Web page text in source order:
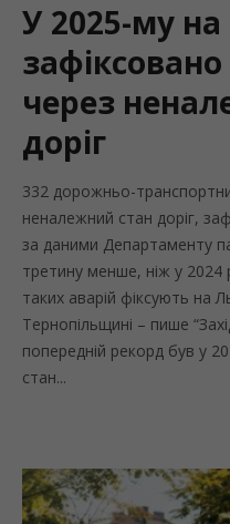
У 2025-му
через
доріг
332 дорожньо-
неналежний стан доріг,
за даними Департаменту
третину менше, ніж у 2024
таких аварій фіксують на
Тернопільщині – пише
попередній рекорд був у
стан...